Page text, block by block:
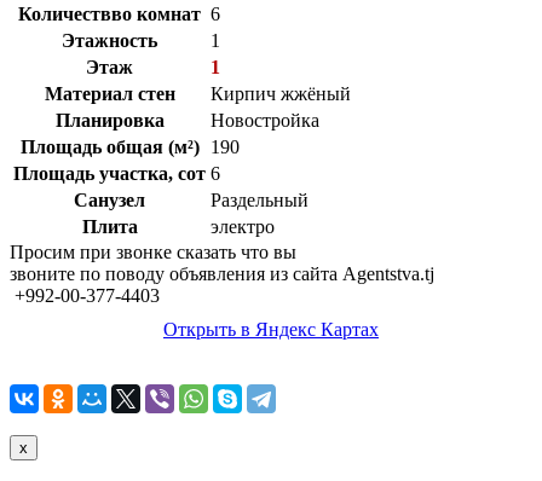
Количествво комнат 6
Этажность
1
Этаж
1
Материал стен
Кирпич жжёный
Планировка
Новостройка
Площадь общая (м²)
190
Площадь участка, сот 6
Санузел
Раздельный
Плита
электро
Просим при звонке сказать что вы
звоните по поводу объявления из сайта Agentstva.tj
+992-00-377-4403
Открыть в Яндекс Картах
x